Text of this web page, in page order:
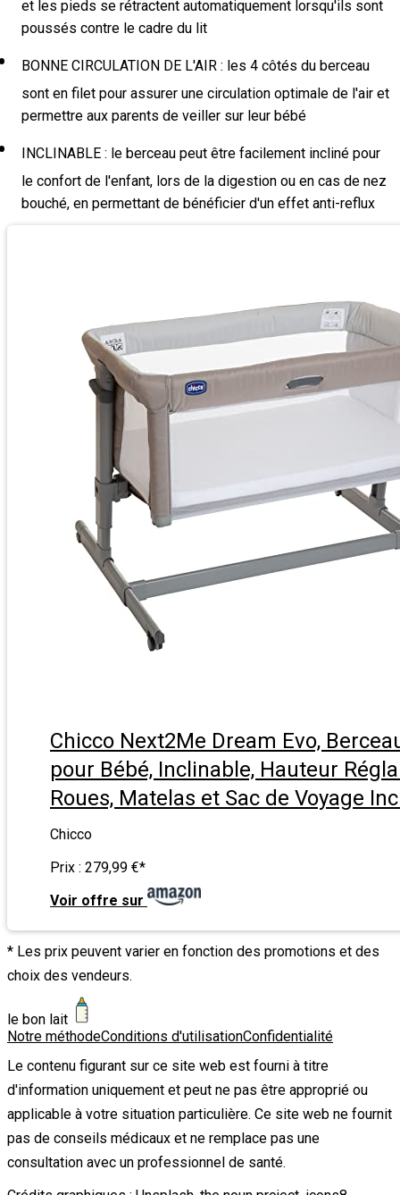
et les pieds se rétractent automatiquement lorsqu'ils sont
poussés contre le cadre du lit
BONNE CIRCULATION DE L'AIR : les 4 côtés du berceau
sont en filet pour assurer une circulation optimale de l'air et
permettre aux parents de veiller sur leur bébé
INCLINABLE : le berceau peut être facilement incliné pour
le confort de l'enfant, lors de la digestion ou en cas de nez
bouché, en permettant de bénéficier d'un effet anti-reflux
Chicco Next2Me Dream Evo,
pour Bébé, Inclinable, Hauteur
Roues, Matelas et Sac de Voyage
Chicco
Prix : 279,99 €*
Voir offre sur
* Les prix peuvent varier en fonction des promotions et des
choix des vendeurs.
le bon lait
Notre méthodeConditions d'utilisationConfidentialité
Le contenu figurant sur ce site web est fourni à titre
d'information uniquement et peut ne pas être approprié ou
applicable à votre situation particulière. Ce site web ne fournit
pas de conseils médicaux et ne remplace pas une
consultation avec un professionnel de santé.